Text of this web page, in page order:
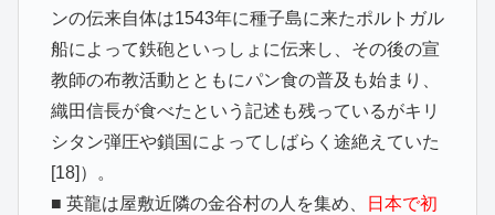
ンの伝来自体は1543年に種子島に来たポルトガル
船によって鉄砲といっしょに伝来し、その後の宣
教師の布教活動とともにパン食の普及も始まり、
織田信長が食べたという記述も残っているがキリ
シタン弾圧や鎖国によってしばらく途絶えていた
[18]）。
■ 英龍は屋敷近隣の金谷村の人を集め、
日本で初